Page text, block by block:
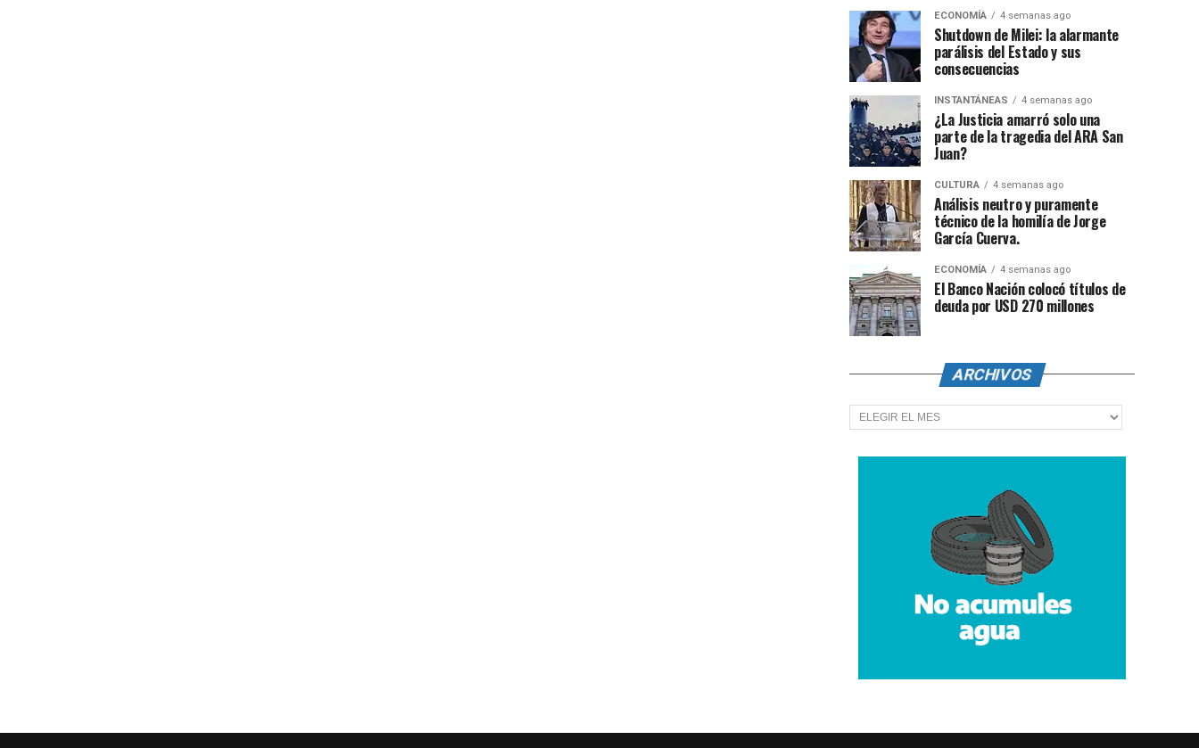
ECONOMÍA 4 semanas ago
Shutdown de Milei: la alarmante
parálisis del Estado y sus
consecuencias
INSTANTÁNEAS 4 semanas ago
¿La Justicia amarró solo una
parte de la tragedia del ARA San
Juan?
CULTURA 4 semanas ago
Análisis neutro y puramente
técnico de la homilía de Jorge
García Cuerva.
ECONOMÍA 4 semanas ago
El Banco Nación colocó títulos de
deuda por USD 270 millones
ARCHIVOS
Archivos